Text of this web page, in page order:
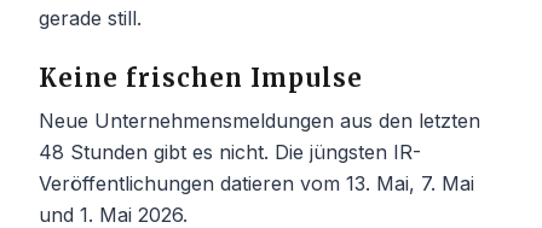
gerade still.
Keine frischen Impulse
Neue Unternehmensmeldungen aus den letzten
48 Stunden gibt es nicht. Die jüngsten IR-
Veröffentlichungen datieren vom 13. Mai, 7. Mai
und 1. Mai 2026.